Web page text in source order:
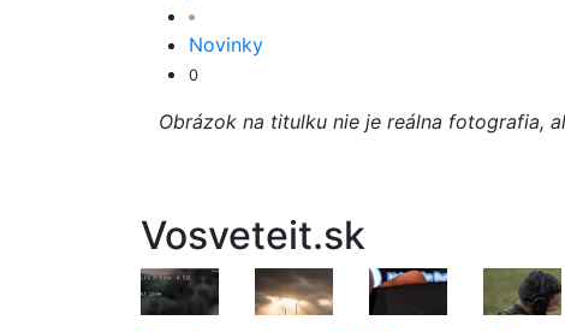
Novinky
0
Obrázok na titulku nie je reálna fotografia,
Vosveteit.sk